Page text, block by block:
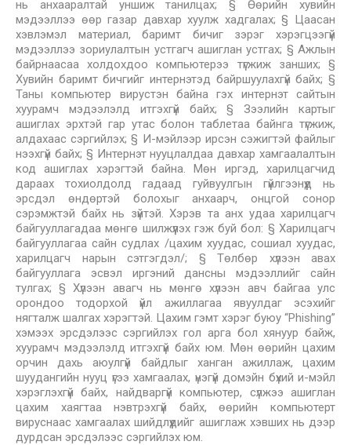
нь анхааралтай уншиж танилцах; § Өөрийн хувийн
мэдээллээ өөр газар давхар хуулж хадгалах; § Цаасан
хэвлэмэл материал, баримт бичиг зэрэг хэрэгцээгүй
мэдээллээ зориулалтын устгагч ашиглан устгах; § Ажлын
байрнаасаа холдохдоо компьютерээ түгжиж занших; §
Хувийн баримт бичгийг интернэтэд байршуулахгүй байх; §
Таны компьютер вирустэн байна гэх интернэт сайтын
хуурамч мэдээлэлд итгэхгүй байх; § Зээлийн картыг
ашиглах эрхтэй гар утас болон таблетаа байнга түгжиж,
алдахаас сэргийлэх; § И-мэйлээр ирсэн сэжигтэй файлыг
нээхгүй байх; § Интернэт нууцлалдаа давхар хамгаалалтын
код ашиглах хэрэгтэй байна. Мөн иргэд, харилцагчид
дараах тохиолдолд гадаад гуйвуулгын гүйлгээнүүд нь
эрсдэл өндөртэй болохыг анхаарч, онцгой сонор
сэрэмжтэй байх нь зүйтэй. Хэрэв та анх удаа харилцагч
байгууллагадаа мөнгө шилжүүлэх гэж буй бол: § Харилцагч
байгууллагаа сайн судлах /цахим хуудас, сошиал хуудас,
харилцагч нарын сэтгэгдэл/; § Төлбөр хүлээн авах
байгууллага эсвэл иргэний дансны мэдээллийг сайн
тулгах; § Хүлээн авагч нь мөнгө хүлээн авч байгаа улс
орондоо тодорхой үйл ажиллагаа явуулдаг эсэхийг
нягталж шалгах хэрэгтэй. Цахим гэмт хэрэг буюу “Phishing”
хэмээх эрсдэлээс сэргийлэх гол арга бол хянуур байж,
хуурамч мэдээлэлд итгэхгүй байх юм. Мөн өөрийн цахим
орчин дахь аюулгүй байдлыг ханган ажиллаж, цахим
шуудангийн нууц үгээ хамгаалах, үнэгүй домэйн бүхий и-мэйл
хэрэглэхгүй байх, найдваргүй компьютер, сүлжээ ашиглан
цахим хаягтаа нэвтрэхгүй байх, өөрийн компьютерт
вируснаас хамгаалах шийдлүүдийг ашиглаж хэвших нь дээр
дурдсан эрсдэлээс сэргийлэх юм.